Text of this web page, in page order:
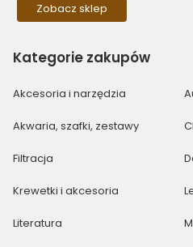
Zobacz sklep
Kategorie zakupów
Akcesoria i narzędzia
Akwaria, szafki, zestawy
Filtracja
Krewetki i akcesoria
Literatura